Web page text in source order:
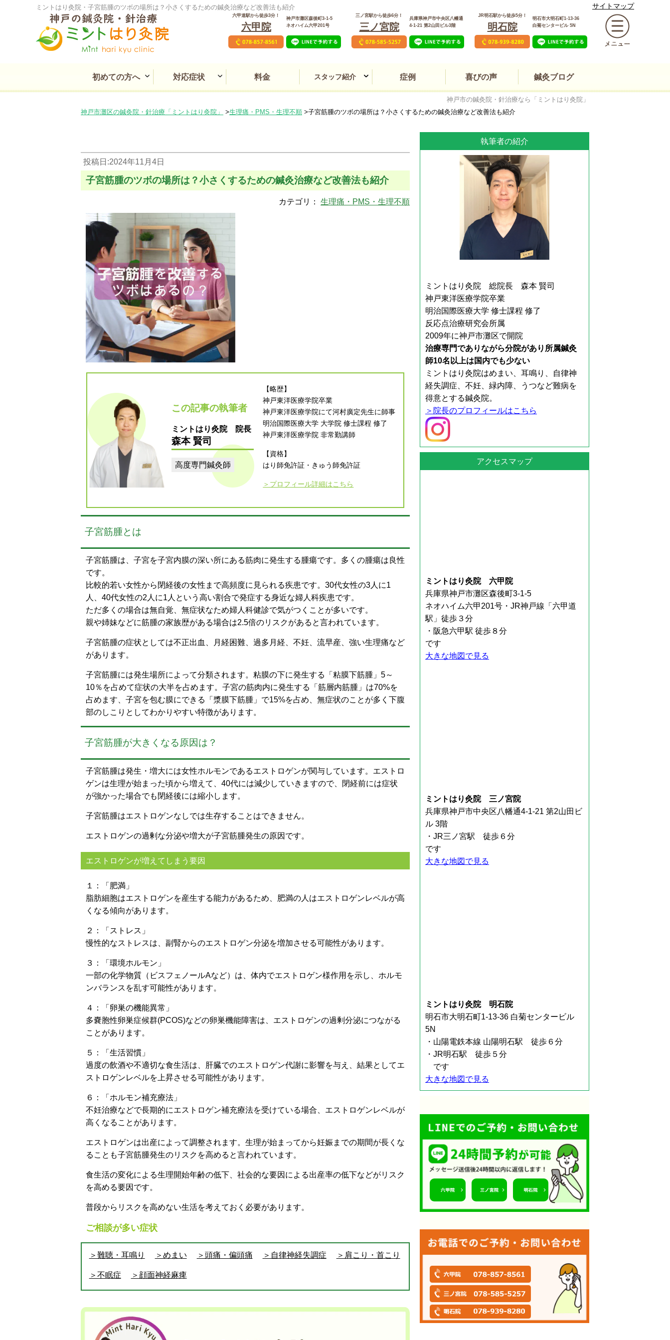
ミントはり灸院・子宮筋腫のツボの場所は？小さくするための鍼灸治療など改善法も紹介 サイトマップ
六甲道駅から徒歩3分！
六甲院
神戸市灘区森後町3-1-5
ネオハイム六甲201号
三ノ宮駅から徒歩6分！
三ノ宮院
兵庫県神戸市中央区八幡通
4‐1‐21 第2山田ビル3階
JR明石駅から徒歩5分！
明石院
明石市大明石町1-13-36
白菊センタービル 5N
初めての方へ 対応症状 料金 スタッフ紹介 症例 喜びの声 鍼灸ブログ
神戸市の鍼灸院・針治療なら「ミントはり灸院」
神戸市灘区の鍼灸院・針治療「ミントはり灸院」
生理痛・PMS・生理不順 子宮筋腫のツボの場所は？小さくするための鍼灸治療など改善法も紹介
投稿日:2024年11月4日
子宮筋腫のツボの場所は？小さくするための鍼灸治療など改善法も紹介
カテゴリ： 生理痛・PMS・生理不順
この記事の執筆者
ミントはり灸院 院長
森本 賢司
高度専門鍼灸師
【略歴】
神戸東洋医療学院卒業
神戸東洋医療学院にて河村廣定先生に師事
明治国際医療大学 大学院 修士課程 修了
神戸東洋医療学院 非常勤講師
【資格】
はり師免許証・きゅう師免許証
＞プロフィール詳細はこちら
子宮筋腫とは
子宮筋腫は、子宮を子宮内膜の深い所にある筋肉に発生する腫瘍です。多くの腫瘍は良性
です。
比較的若い女性から閉経後の女性まで高頻度に見られる疾患です。30代女性の3人に1
人、40代女性の2人に1人という高い割合で発症する身近な婦人科疾患です。
ただ多くの場合は無自覚、無症状なため婦人科健診で気がつくことが多いです。
親や姉妹などに筋腫の家族歴がある場合は2.5倍のリスクがあると言われています。
子宮筋腫の症状としては不正出血、月経困難、過多月経、不妊、流早産、強い生理痛など
があります。
子宮筋腫には発生場所によって分類されます。粘膜の下に発生する「粘膜下筋腫」5～
10％を占めて症状の大半を占めます。子宮の筋肉内に発生する「筋層内筋腫」は70%を
占めます、子宮を包む膜にできる「漿膜下筋腫」で15%を占め、無症状のことが多く下腹
部のしこりとしてわかりやすい特徴があります。
子宮筋腫が大きくなる原因は？
子宮筋腫は発生・増大には女性ホルモンであるエストロゲンが関与しています。エストロ
ゲンは生理が始まった頃から増えて、40代には減少していきますので、閉経前には症状
が強かった場合でも閉経後には縮小します。
子宮筋腫はエストロゲンなしでは生存することはできません。
エストロゲンの過剰な分泌や増大が子宮筋腫発生の原因です。
エストロゲンが増えてしまう要因
１：「肥満」
脂肪細胞はエストロゲンを産生する能力があるため、肥満の人はエストロゲンレベルが高
くなる傾向があります。
２：「ストレス」
慢性的なストレスは、副腎からのエストロゲン分泌を増加させる可能性があります。
３：「環境ホルモン」
一部の化学物質（ビスフェノールAなど）は、体内でエストロゲン様作用を示し、ホルモ
ンバランスを乱す可能性があります。
４：「卵巣の機能異常」
多嚢胞性卵巣症候群(PCOS)などの卵巣機能障害は、エストロゲンの過剰分泌につながる
ことがあります。
５：「生活習慣」
過度の飲酒や不適切な食生活は、肝臓でのエストロゲン代謝に影響を与え、結果としてエ
ストロゲンレベルを上昇させる可能性があります。
６：「ホルモン補充療法」
不妊治療などで長期的にエストロゲン補充療法を受けている場合、エストロゲンレベルが
高くなることがあります。
エストロゲンは出産によって調整されます。生理が始まってから妊娠までの期間が長くな
ることも子宮筋腫発生のリスクを高めると言われています。
食生活の変化による生理開始年齢の低下、社会的な要因による出産率の低下などがリスク
を高める要因です。
普段からリスクを高めない生活を考えておく必要があります。
ご相談が多い症状
＞難聴・耳鳴り ＞めまい ＞頭痛・偏頭痛 ＞自律神経失調症 ＞肩こり・首こり
＞不眠症 ＞顔面神経麻痺
執筆者の紹介
ミントはり灸院 総院長 森本 賢司
神戸東洋医療学院卒業
明治国際医療大学 修士課程 修了
反応点治療研究会所属
2009年に神戸市灘区で開院
治療専門でありながら分院があり所属鍼灸
師10名以上は国内でも少ない
ミントはり灸院はめまい、耳鳴り、自律神
経失調症、不妊、緑内障、うつなど難病を
得意とする鍼灸院。
＞院長のプロフィールはこちら
アクセスマップ
ミントはり灸院 六甲院
兵庫県神戸市灘区森後町3-1-5
ネオハイム六甲201号・JR神戸線「六甲道
駅」徒歩３分
・阪急六甲駅 徒歩８分
です
大きな地図で見る
ミントはり灸院 三ノ宮院
兵庫県神戸市中央区八幡通4-1-21 第2山田ビ
ル 3階
・JR三ノ宮駅 徒歩６分
です
大きな地図で見る
ミントはり灸院 明石院
明石市大明石町1-13-36 白菊センタービル
5N
・山陽電鉄本線 山陽明石駅 徒歩６分
・JR明石駅 徒歩５分
です
大きな地図で見る